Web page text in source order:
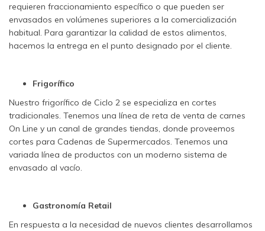
requieren fraccionamiento específico o que pueden ser
envasados en volúmenes superiores a la comercialización
habitual. Para garantizar la calidad de estos alimentos,
hacemos la entrega en el punto designado por el cliente.
Frigorífico
Nuestro frigorífico de Ciclo 2 se especializa en cortes
tradicionales. Tenemos una línea de reta de venta de carnes
On Line y un canal de grandes tiendas, donde proveemos
cortes para Cadenas de Supermercados. Tenemos una
variada línea de productos con un moderno sistema de
envasado al vacío.
Gastronomía Retail
En respuesta a la necesidad de nuevos clientes desarrollamos